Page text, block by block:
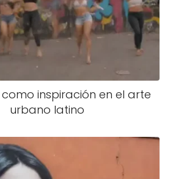
inspiración en el arte
urbano latino